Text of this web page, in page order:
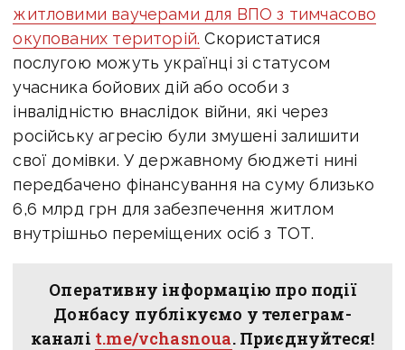
житловими ваучерами для ВПО з тимчасово
окупованих територій. Скористатися
послугою можуть українці зі статусом
учасника бойових дій або особи з
інвалідністю внаслідок війни, які через
російську агресію були змушені залишити
свої домівки. У державному бюджеті нині
передбачено фінансування на суму близько
6,6 млрд грн для забезпечення житлом
внутрішньо переміщених осіб з ТОТ.
Оперативну інформацію про події
Донбасу публікуємо у телеграм-
каналі t.me/vchasnoua. Приєднуйтеся!